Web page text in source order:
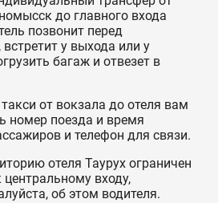
до главного входа
позвонит перед
у выхода или у
багаж и отвезет в
от вокзала до отеля вам
номер поезда и время
и телефон для связи.
отеля Таурух ограничен
входу,
об этом водителя.